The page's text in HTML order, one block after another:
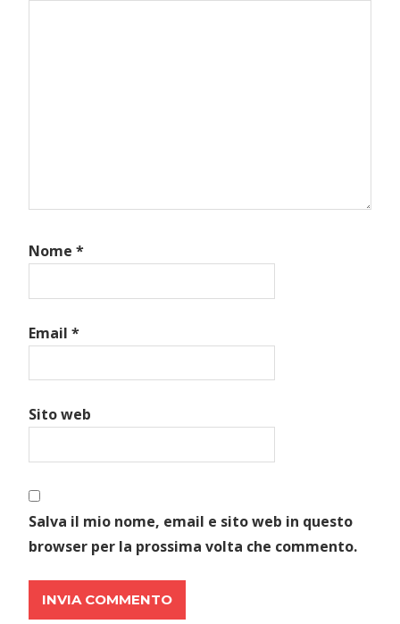
Nome *
Email *
Sito web
Salva il mio nome, email e sito web in questo
browser per la prossima volta che commento.